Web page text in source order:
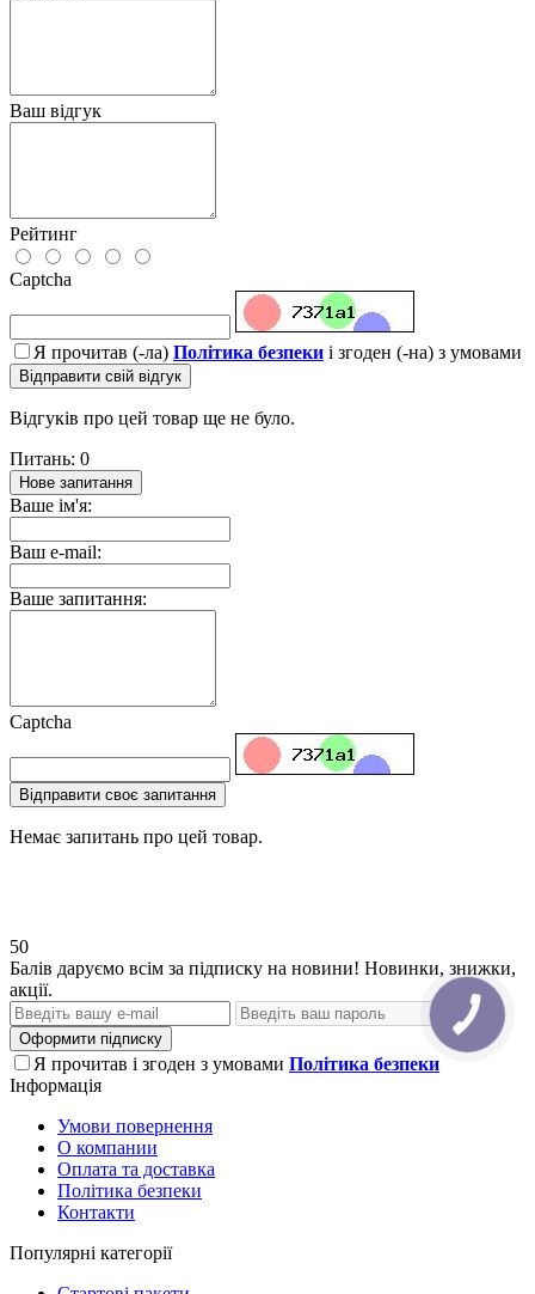
Ваш відгук
Рейтинг
Captcha
Я прочитав (-ла) Політика безпеки і згоден (-на) з умовами
Відправити свій відгук
Відгуків про цей товар ще не було.
Питань: 0
Нове запитання
Ваше ім'я:
Ваш e-mail:
Ваше запитання:
Captcha
Відправити своє запитання
Немає запитань про цей товар.
50
Балів даруємо всім за підписку на новини! Новинки, знижки,
акції.
Оформити підписку
Я прочитав і згоден з умовами Політика безпеки
Інформація
Умови повернення
О компании
Оплата та доставка
Політика безпеки
Контакти
Популярні категорії